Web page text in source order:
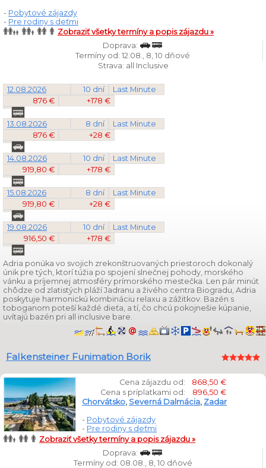
- Pobytové zájazdy
- Pre rodiny s deťmi
Zobraziť všetky termíny a popis zájazdu »
Doprava:
Termíny od: 12.08., 8, 10 dňové
Strava: all Inclusive
12.08.2026 10 dní
Last Minute
876 €
+178 €
13.08.2026 8 dní
Last Minute
876 €
+28 €
14.08.2026 10 dní
Last Minute
919,80 €
+178 €
15.08.2026 8 dní
Last Minute
919,80 €
+28 €
19.08.2026 10 dní
Last Minute
916,50 €
+178 €
Adria ponúka vo svojich zrekonštruovaných priestoroch dokonalý
únik pre tých, ktorí túžia po spojení slnečnej pohody, morského
vánku a príjemnej atmosféry prímorského mestečka. Len pár minút
chôdze od zlatistých pláží Jadranu a živého centra Biogradu, Adria
poskytuje harmonickú kombináciu relaxu a zážitkov. Bazén s
toboganom poteší každé dieťa, a tí, čo chcú pokojnešie kúpanie,
uvítajú bazén pri all inclusive bare.
Falkensteiner Funimation Borik
Cena zájazdu od:
868,50 €
Cena s príplatkami od:
896,50 €
Chorvátsko, Severná Dalmácia, Zadar
- Pobytové zájazdy
- Pre rodiny s deťmi
Zobraziť všetky termíny a popis zájazdu »
Doprava:
Termíny od: 08.08., 8, 10 dňové